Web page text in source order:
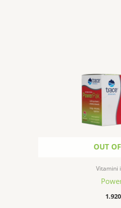
OUT
Vitamini
1.920